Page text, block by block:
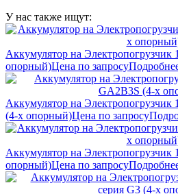
У нас также ищут:
Аккумулятор на
опорный)Цена по запросу
Аккумулятор на
(4-х опорный)Цена по запросу
Аккумулятор на
опорный)Цена по запросу